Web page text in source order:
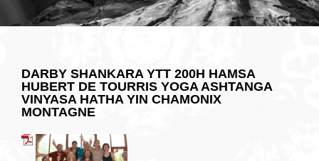
DARBY SHANKARA YTT 200H HAMSA
HUBERT DE TOURRIS YOGA ASHTANGA
VINYASA HATHA YIN CHAMONIX
MONTAGNE